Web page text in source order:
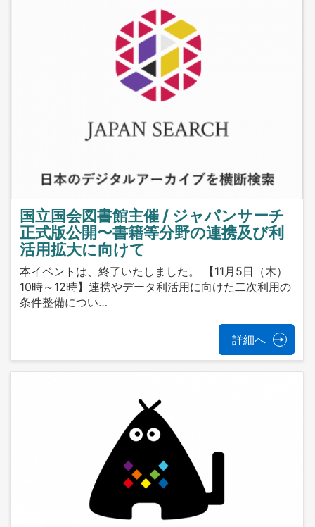
国立国会図書館主催 / ジャパンサーチ
正式版公開〜書籍等分野の連携及び利
活用拡大に向けて
本イベントは、終了いたしました。 【11月5日（木）
10時～12時】連携やデータ利活用に向けた二次利用の
条件整備につい…
詳細へ